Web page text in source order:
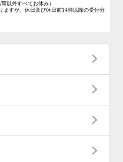
以外すべてお休み）
すが、休日及び休日前14時以降の受付分